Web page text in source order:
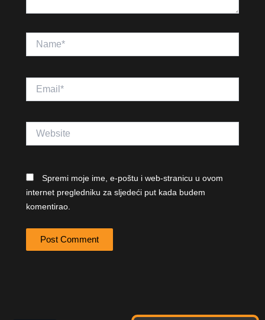
Name*
Website
Spremi moje ime, e-poštu i web-stranicu u ovom
internet pregledniku za sljedeći put kada budem
komentirao.